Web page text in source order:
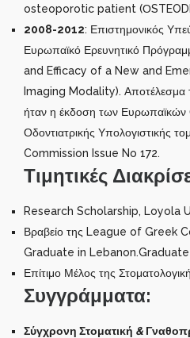
osteoporotic patient
2008-2012: Επιστημονικός
Ευρωπαϊκό Ερευνητικό
and Efficacy of a New and
Imaging Modality). Αποτέλεσμα
ήταν η έκδοση των Ευρωπαϊκών
Οδοντιατρικής Υπολογιστικής
Commission Issue No 172.
Τιμητικές
Research Scholarship, Loyola
Βραβείο της League of Greek
Graduate in Lebanon.Graduate
Επίτιμο Μέλος της
Συγγράμματα:
Σύγχρονη Στοματική &